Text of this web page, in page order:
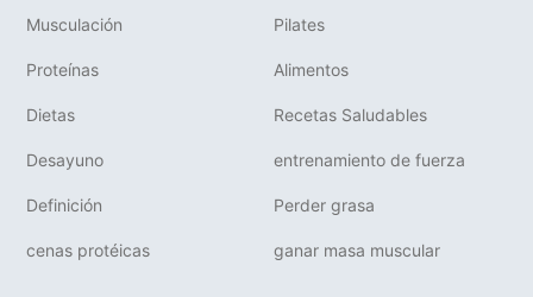
Musculación Pilates
Proteínas Alimentos
Dietas Recetas Saludables
Desayuno entrenamiento de fuerza
Definición Perder grasa
cenas protéicas ganar masa muscular